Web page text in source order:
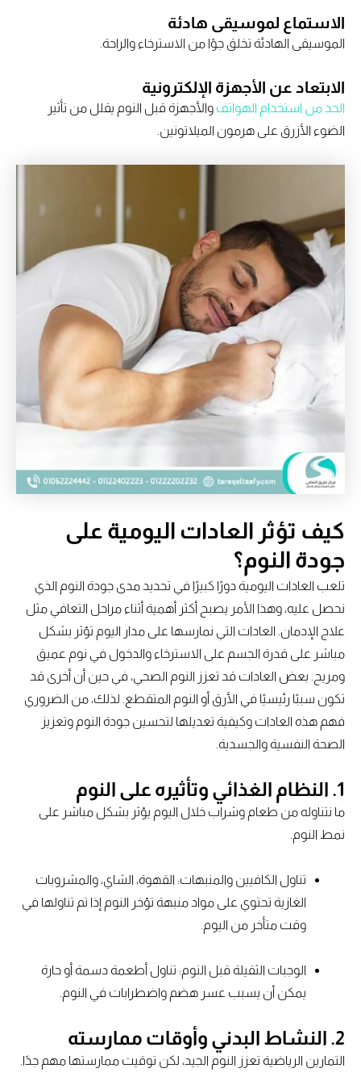
الاستماع لموسيقى هادئة
الموسيقى الهادئة تخلق جوًا من الاسترخاء والراحة.
الابتعاد عن الأجهزة الإلكترونية
الحد من استخدام الهواتف والأجهزة قبل النوم يقلل من تأثير
الضوء الأزرق على هرمون الميلاتونين.
كيف تؤثر العادات اليومية على
جودة النوم؟
تلعب العادات اليومية دورًا كبيرًا في تحديد مدى جودة النوم الذي
نحصل عليه، وهذا الأمر يصبح أكثر أهمية أثناء مراحل التعافي مثل
علاج الإدمان. العادات التي نمارسها على مدار اليوم تؤثر بشكل
مباشر على قدرة الجسم على الاسترخاء والدخول في نوم عميق
ومريح. بعض العادات قد تعزز النوم الصحي، في حين أن أخرى قد
تكون سببًا رئيسيًا في الأرق أو النوم المتقطع. لذلك، من الضروري
فهم هذه العادات وكيفية تعديلها لتحسين جودة النوم وتعزيز
الصحة النفسية والجسدية.
ما نتناوله من طعام وشراب خلال اليوم يؤثر بشكل مباشر على
نمط النوم.
تناول الكافيين والمنبهات: القهوة، الشاي، والمشروبات
الغازية تحتوي على مواد منبهة تؤخر النوم إذا تم تناولها في
وقت متأخر من اليوم.
الوجبات الثقيلة قبل النوم: تناول أطعمة دسمة أو حارة
يمكن أن يسبب عسر هضم واضطرابات في النوم.
2. النشاط البدني وأوقات ممارسته
التمارين الرياضية تعزز النوم الجيد، لكن توقيت ممارستها مهم جدًا.